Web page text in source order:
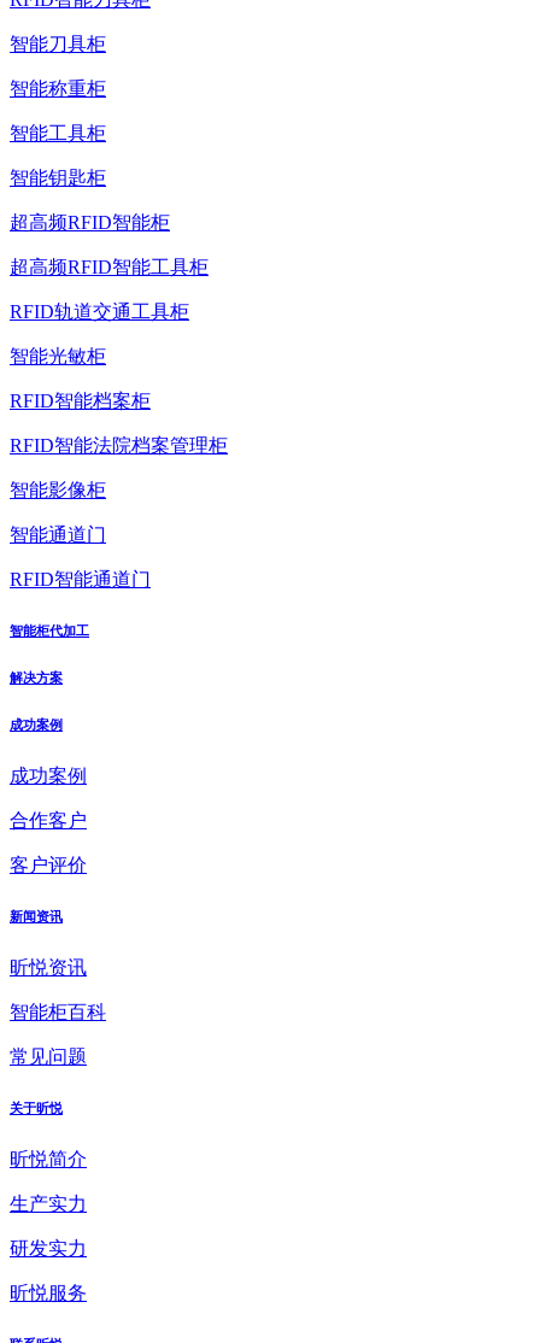
智能刀具柜
智能称重柜
智能工具柜
智能钥匙柜
超高频RFID智能柜
超高频RFID智能工具柜
RFID轨道交通工具柜
智能光敏柜
RFID智能档案柜
RFID智能法院档案管理柜
智能影像柜
智能通道门
RFID智能通道门
智能柜代加工
解决方案
成功案例
成功案例
合作客户
客户评价
新闻资讯
昕悦资讯
智能柜百科
常见问题
关于昕悦
昕悦简介
生产实力
研发实力
昕悦服务